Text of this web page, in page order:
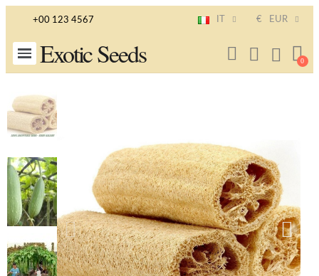
+00 123 4567 € EUR
Exotic Seeds